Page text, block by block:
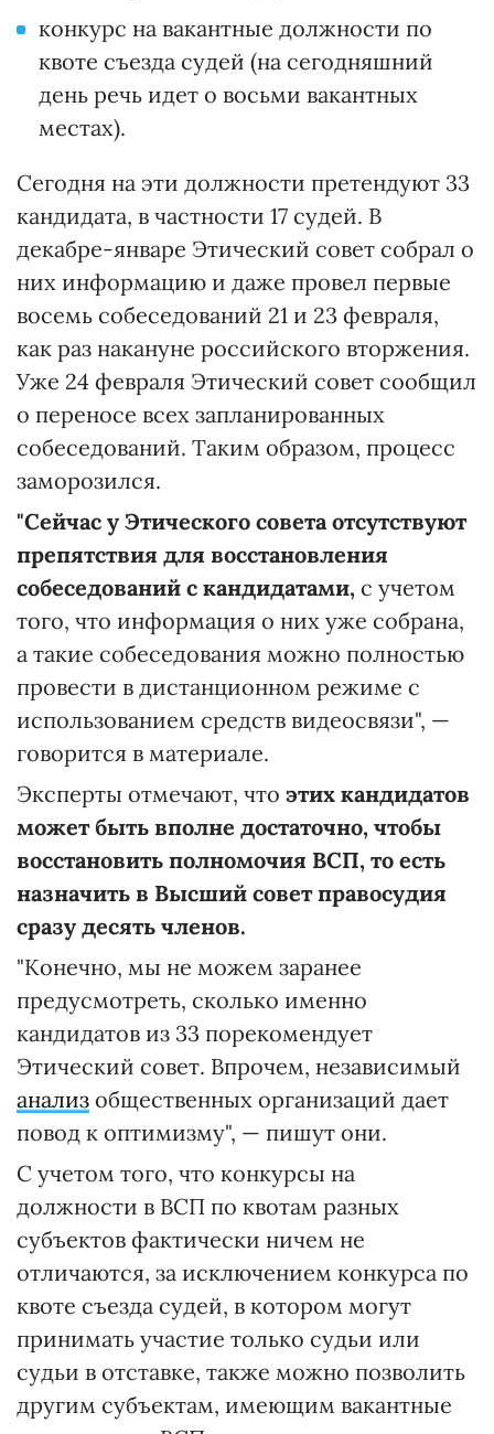
конкурс на вакантные должности по
квоте съезда судей (на сегодняшний
день речь идет о восьми вакантных
местах).
Сегодня на эти должности претендуют 33
кандидата, в частности 17 судей. В
декабре-январе Этический совет собрал о
них информацию и даже провел первые
восемь собеседований 21 и 23 февраля,
как раз накануне российского вторжения.
Уже 24 февраля Этический совет сообщил
о переносе всех запланированных
собеседований. Таким образом, процесс
заморозился.
"Сейчас у Этического совета отсутствуют
препятствия для восстановления
собеседований с кандидатами, с учетом
того, что информация о них уже собрана,
а такие собеседования можно полностью
провести в дистанционном режиме с
использованием средств видеосвязи", —
говорится в материале.
Эксперты отмечают, что этих кандидатов
может быть вполне достаточно, чтобы
восстановить полномочия ВСП, то есть
назначить в Высший совет правосудия
сразу десять членов.
"Конечно, мы не можем заранее
предусмотреть, сколько именно
кандидатов из 33 порекомендует
Этический совет. Впрочем, независимый
анализ общественных организаций дает
повод к оптимизму", — пишут они.
С учетом того, что конкурсы на
должности в ВСП по квотам разных
субъектов фактически ничем не
отличаются, за исключением конкурса по
квоте съезда судей, в котором могут
принимать участие только судьи или
судьи в отставке, также можно позволить
другим субъектам, имеющим вакантные